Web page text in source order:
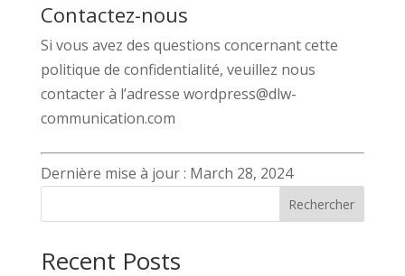
Contactez-nous
Si vous avez des questions concernant cette
politique de confidentialité, veuillez nous
contacter à l’adresse wordpress@dlw-
communication.com
Dernière mise à jour : March 28, 2024
Rechercher
Recent Posts